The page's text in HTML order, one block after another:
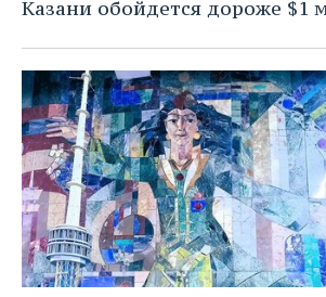
Казани обойдется дороже $1